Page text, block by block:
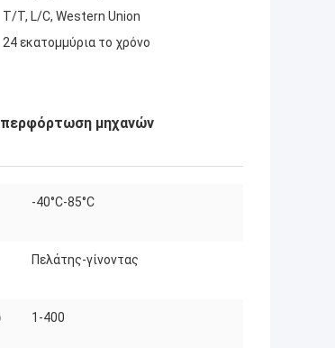
T/T, L/C, Western Union
24 εκατομμύρια το χρόνο
μηχανών
-40°C-85°C
Πελάτης-γίνοντας
1-400